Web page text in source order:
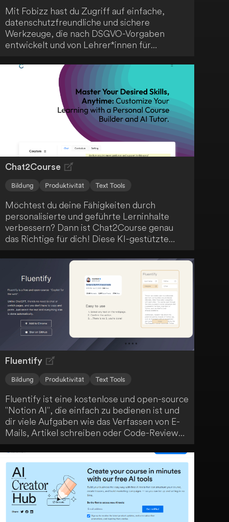
Mit Fobizz hast du Zugriff auf einfache,
datenschutzfreundliche und sichere
Werkzeuge, die nach DSGVO-Vorgaben
entwickelt und von Lehrer*innen für
praktischer Alleskönner für den modernen
Chat2Course
Bildung Produktivität Text Tools
Möchtest du deine Fähigkeiten durch
personalisierte und geführte Lerninhalte
verbessern? Dann ist Chat2Course genau
das Richtige für dich! Diese KI-gestützte
gestützte Kursentwicklung, anpassbare
Kursübersichten und interaktives Curriculum-
Design. Profitiere von personalisierten
Lerninhalten, Echtzeit-KI-Kursleitern und
einer GPT-4-getriebenen Lernerfahrung, um
deine Ziele zu erreichen.
Fluentify
Bildung Produktivität Text Tools
Fluentify ist eine kostenlose und open-source
"Notion AI", die einfach zu bedienen ist und
dir viele Aufgaben wie das Verfassen von E-
Mails, Artikel schreiben oder Code-Reviews
erleichtert. Durch einfaches Wischen wird
deine Arbeit erledigt. Egal, in welcher
Situation du dich befindest, Fluentify ist ein
vielseitiges Tool, das dir den Arbeitsalltag
erleichtert.